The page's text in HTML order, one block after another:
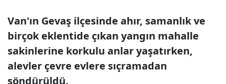
Van'ın Gevaş ilçesinde ahır, samanlık ve
birçok eklentide çıkan yangın mahalle
sakinlerine korkulu anlar yaşatırken,
alevler çevre evlere sıçramadan
söndürüldü.